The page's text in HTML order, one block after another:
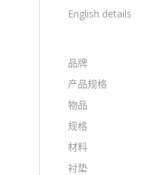
English details
品牌
产品规格
物品
规格
材料
衬垫